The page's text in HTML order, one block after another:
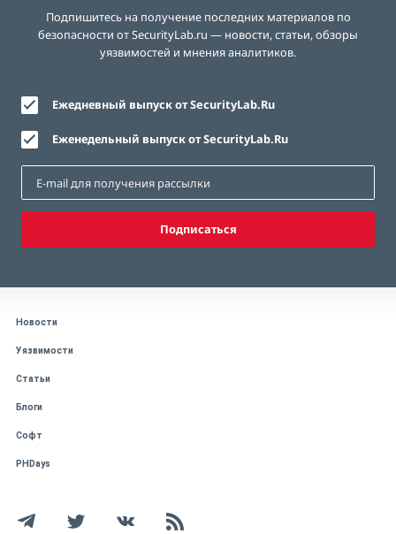
Подпишитесь на получение последних материалов по
безопасности от SecurityLab.ru — новости, статьи, обзоры
уязвимостей и мнения аналитиков.
Ежедневный выпуск от SecurityLab.Ru
Еженедельный выпуск от SecurityLab.Ru
Подписаться
Новости
Уязвимости
Статьи
Блоги
Софт
PHDays